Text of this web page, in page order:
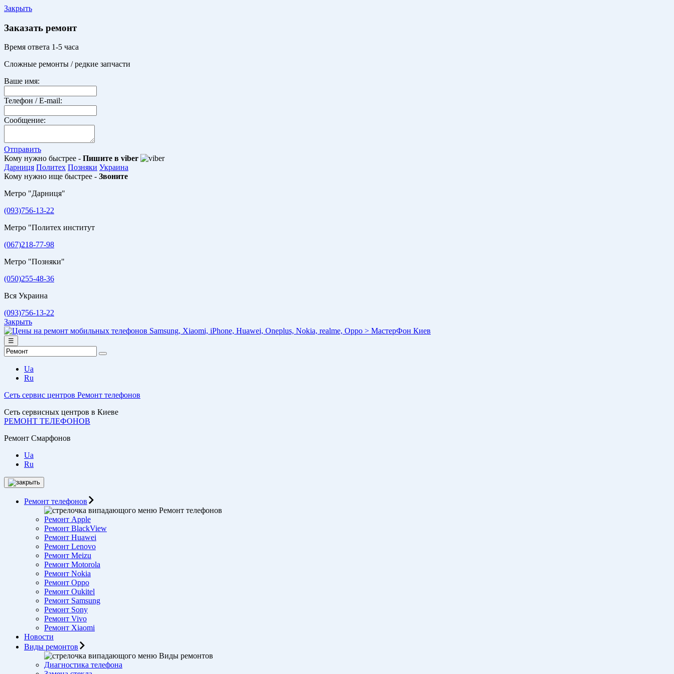
Закрыть
Заказать ремонт
Время ответа 1-5 часа
Сложные ремонты / редкие запчасти
Ваше имя:
Телефон / E-mail:
Сообщение:
Отправить
Кому нужно быстрее - Пишите в viber
Дарниця Политех Позняки Украина
Кому нужно ище быстрее - Звоните
Метро "Дарниця"
(093)756-13-22
Метро "Политех институт
(067)218-77-98
Метро "Позняки"
(050)255-48-36
Вся Украина
(093)756-13-22
Закрыть
☰
Ua
Ru
Сеть сервис центров Ремонт телефонов
Сеть сервисных центров в Киеве
РЕМОНТ ТЕЛЕФОНОВ
Ремонт Смарфонов
Ua
Ru
Ремонт телефонов
Ремонт телефонов
Ремонт Apple
Ремонт BlackView
Ремонт Huawei
Ремонт Lenovo
Ремонт Meizu
Ремонт Motorоla
Ремонт Nokia
Ремонт Oppo
Ремонт Oukitel
Ремонт Samsung
Ремонт Sony
Ремонт Vivo
Ремонт Xiaomi
Новости
Виды ремонтов
Виды ремонтов
Диагностика телефона